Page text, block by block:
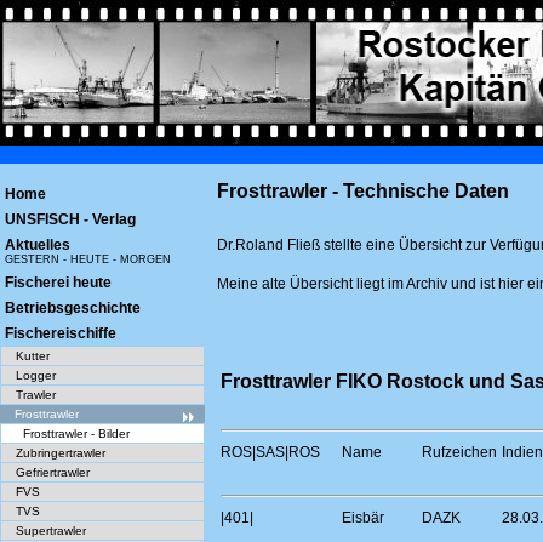
Home
UNSFISCH - Verlag
Aktuelles
GESTERN - HEUTE - MORGEN
Fischerei heute
Betriebsgeschichte
Fischereischiffe
Kutter
Logger
Trawler
Frosttrawler
Frosttrawler - Bilder
Zubringertrawler
Gefriertrawler
FVS
TVS
Supertrawler
Frosttrawler - Technische Daten
Dr.Roland Fließ stellte eine Übersicht zur
Meine alte Übersicht liegt im Archiv und ist hier
Frosttrawler FIKO Rostock und
ROS|SAS|ROS Name Rufzeichen
|401| Eisbär DAZK